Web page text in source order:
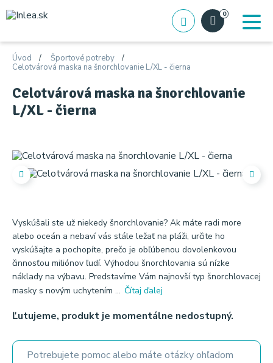
0
Úvod
Športové potreby
Celotvárová maska ​​na šnorchlovanie L/XL - čierna
Celotvárová maska ​​na šnorchlovanie
L/XL - čierna
Vyskúšali ste už niekedy šnorchlovanie? Ak máte radi more
alebo oceán a nebaví vás stále ležať na pláži, určite ho
vyskúšajte a pochopíte, prečo je obľúbenou dovolenkovou
činnosťou miliónov ľudí. Výhodou šnorchlovania sú nízke
náklady na výbavu. Predstavíme Vám najnovší typ šnorchlovacej
masky s novým uchytením ... Čítaj ďalej
Ľutujeme, produkt je momentálne nedostupný.
Potrebujete pomoc alebo máte otázky ohľadom